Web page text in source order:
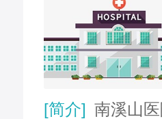
[简介] 南溪山医